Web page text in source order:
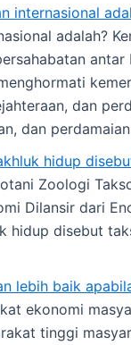
internasional
adalah?
antar
dan
dan
hidup
Zoologi
Dilansir dari
hidup disebut
lebih baik
ekonomi
tinggi